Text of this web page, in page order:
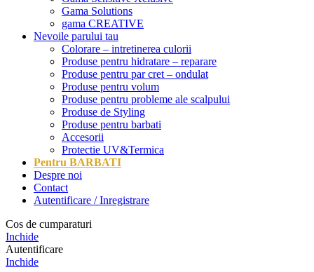
Gama Solutions
gama CREATIVE
Nevoile parului tau
Colorare – intretinerea culorii
Produse pentru hidratare – reparare
Produse pentru par cret – ondulat
Produse pentru volum
Produse pentru probleme ale scalpului
Produse de Styling
Produse pentru barbati
Accesorii
Protectie UV&Termica
Pentru BARBATI
Despre noi
Contact
Autentificare / Inregistrare
Cos de cumparaturi
Inchide
Autentificare
Inchide